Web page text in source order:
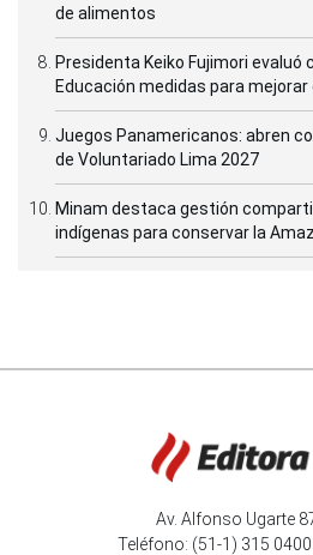
de alimentos
Presidenta Keiko Fujimori evaluó
Educación medidas para
Juegos Panamericanos: abren
de Voluntariado Lima 2027
Minam destaca gestión
indígenas para conservar la
Av. Alfonso Ugarte
Teléfono: (51-1) 315